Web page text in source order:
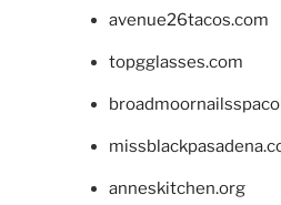
avenue26tacos.com
topgglasses.com
anneskitchen.org